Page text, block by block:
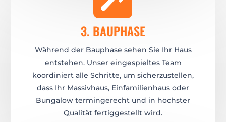
3. BAUPHASE
Während der Bauphase sehen Sie Ihr Haus
entstehen. Unser eingespieltes Team
koordiniert alle Schritte, um sicherzustellen,
dass Ihr Massivhaus, Einfamilienhaus oder
Bungalow termingerecht und in höchster
Qualität fertiggestellt wird.